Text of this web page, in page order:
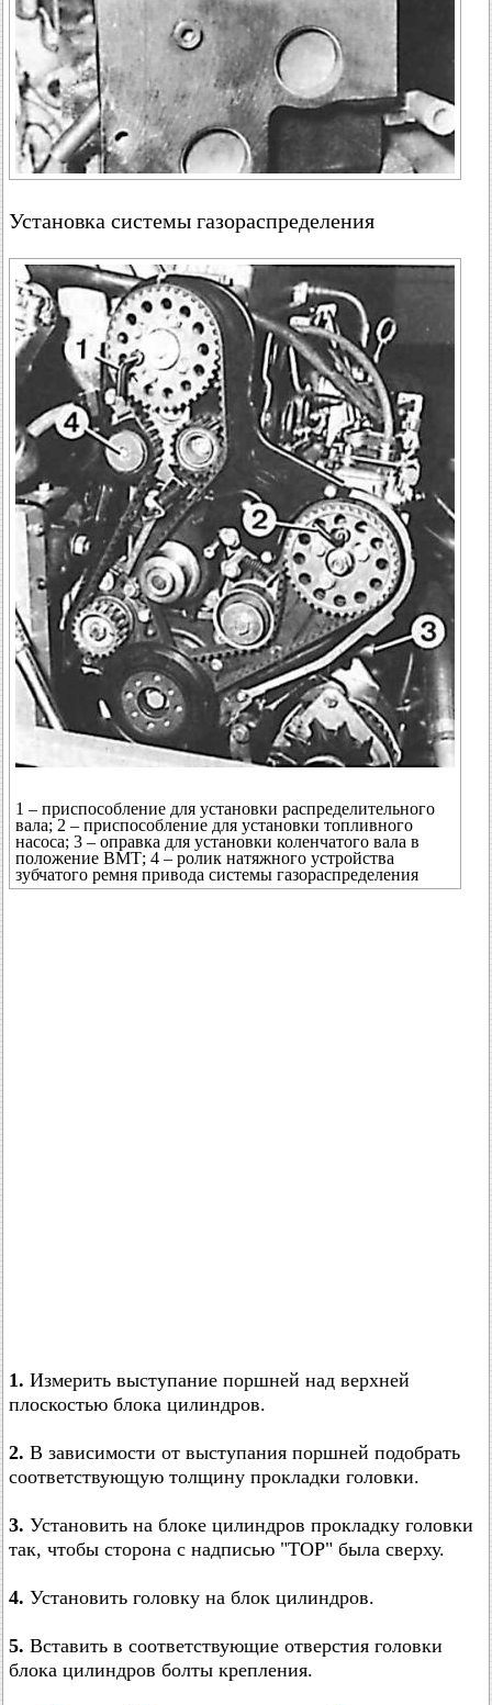
Установка системы газораспределения
1 – приспособление для установки распределительного
вала; 2 – приспособление для установки топливного
насоса; 3 – оправка для установки коленчатого вала в
положение ВМТ; 4 – ролик натяжного устройства
зубчатого ремня привода системы газораспределения
1. Измерить выступание поршней над верхней
плоскостью блока цилиндров.
2. В зависимости от выступания поршней подобрать
соответствующую толщину прокладки головки.
3. Установить на блоке цилиндров прокладку головки
так, чтобы сторона с надписью "TOP" была сверху.
4. Установить головку на блок цилиндров.
5. Вставить в соответствующие отверстия головки
блока цилиндров болты крепления.